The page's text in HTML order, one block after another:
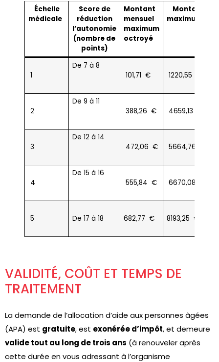
Échelle
médicale
Score de
réduction
l’autonomie
(nombre de
points)
Montant
mensuel
maximum
octroyé
Montant
maximum
1
De 7 à 8
101,71 €
1220,55 €
2
De 9 à 11
388,26 €
4659,13 €
3
De 12 à 14
472,06 €
5664,76 €
4
De 15 à 16
555,84 €
6670,08 €
5 De 17 à 18 682,77 € 8193,25 €
VALIDITÉ, COÛT ET TEMPS DE
TRAITEMENT
La demande de l’allocation d’aide aux personnes âgées
(APA) est gratuite, est exonérée d’impôt, et demeure
valide tout au long de trois ans (à renouveler après
cette durée en vous adressant à l’organisme